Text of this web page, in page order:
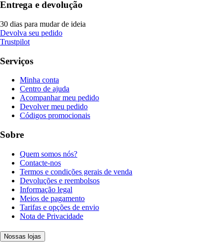
Entrega e devolução
30 dias para mudar de ideia
Devolva seu pedido
Trustpilot
Serviços
Minha conta
Centro de ajuda
Acompanhar meu pedido
Devolver meu pedido
Códigos promocionais
Sobre
Quem somos nós?
Contacte-nos
Termos e condições gerais de venda
Devoluções e reembolsos
Informação legal
Meios de pagamento
Tarifas e opções de envio
Nota de Privacidade
Nossas lojas